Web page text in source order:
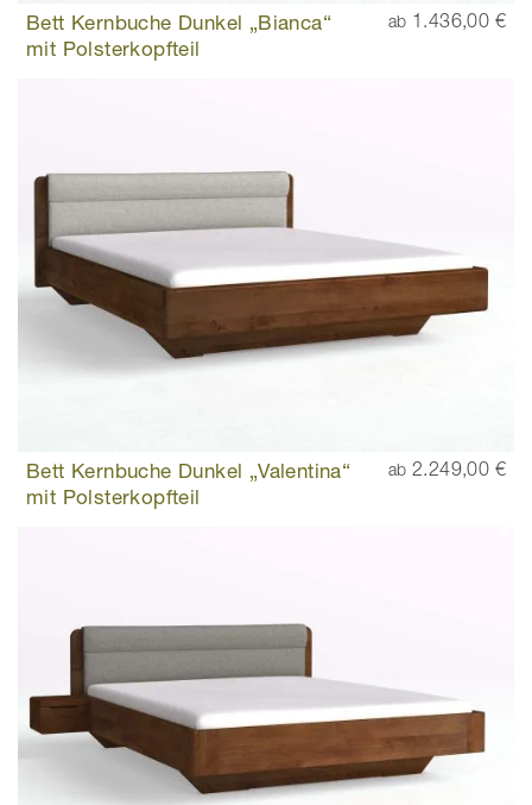
Bett Kernbuche Dunkel „Bianca“
mit Polsterkopfteil
ab 1.436,00 €
Bett Kernbuche Dunkel „Valentina“
mit Polsterkopfteil
ab 2.249,00 €